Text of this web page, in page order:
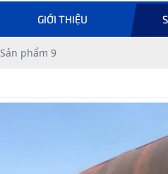
GIỚI THIỆU
Sản phẩm 9